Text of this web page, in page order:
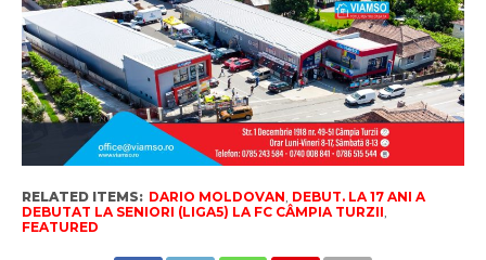
RELATED ITEMS: DARIO MOLDOVAN, DEBUT. LA 17 ANI A
DEBUTAT LA SENIORI (LIGA5) LA FC CÂMPIA TURZII,
FEATURED